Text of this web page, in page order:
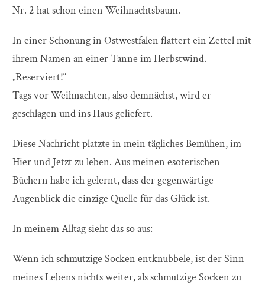
Nr. 2 hat schon einen Weihnachtsbaum.
In einer Schonung in Ostwestfalen flattert ein Zettel mit
ihrem Namen an einer Tanne im Herbstwind.
„Reserviert!“
Tags vor Weihnachten, also demnächst, wird er
geschlagen und ins Haus geliefert.
Diese Nachricht platzte in mein tägliches Bemühen, im
Hier und Jetzt zu leben. Aus meinen esoterischen
Büchern habe ich gelernt, dass der gegenwärtige
Augenblick die einzige Quelle für das Glück ist.
In meinem Alltag sieht das so aus:
Wenn ich schmutzige Socken entknubbele, ist der Sinn
meines Lebens nichts weiter, als schmutzige Socken zu